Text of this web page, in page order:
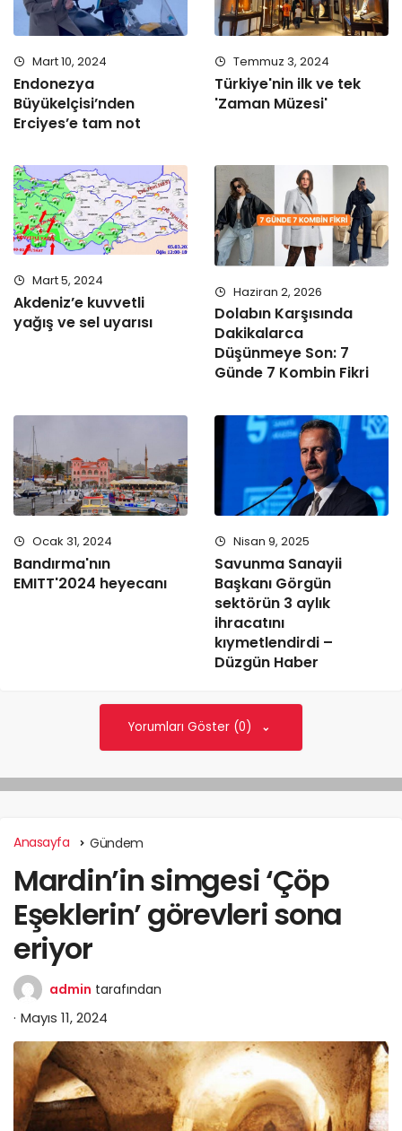
Mart 10, 2024
Endonezya
Büyükelçisi’nden
Erciyes’e tam not
Temmuz 3, 2024
Türkiye'nin ilk ve tek
'Zaman Müzesi'
Mart 5, 2024
Akdeniz’e kuvvetli
yağış ve sel uyarısı
Haziran 2, 2026
Dolabın Karşısında
Dakikalarca
Düşünmeye Son: 7
Günde 7 Kombin Fikri
Ocak 31, 2024
Bandırma'nın
EMITT'2024 heyecanı
Nisan 9, 2025
Savunma Sanayii
Başkanı Görgün
sektörün 3 aylık
ihracatını
kıymetlendirdi –
Düzgün Haber
Yorumları Göster (0)
Anasayfa Gündem
Mardin’in simgesi ‘Çöp
Eşeklerin’ görevleri sona
eriyor
admin tarafından
Mayıs 11, 2024